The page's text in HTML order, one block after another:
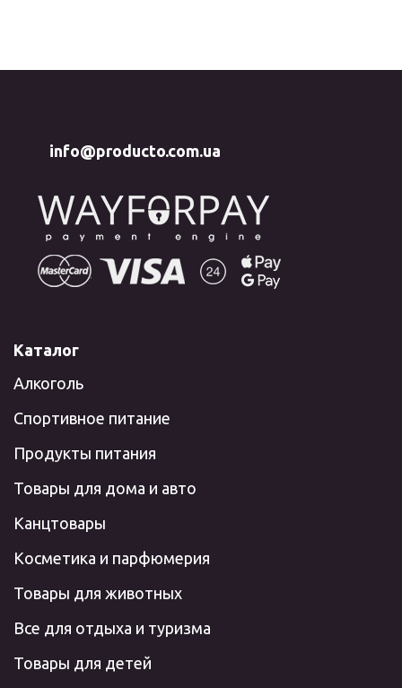
info@producto.com.ua
Каталог
Алкоголь
Спортивное питание
Продукты питания
Товары для дома и авто
Канцтовары
Косметика и парфюмерия
Товары для животных
Все для отдыха и туризма
Товары для детей